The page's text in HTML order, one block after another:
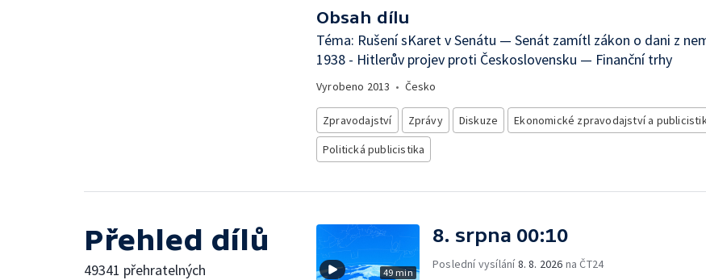
Obsah dílu
Téma: Rušení sKaret v Senátu — Senát zamítl zákon o dani z
1938 - Hitlerův projev proti Československu — Finanční trhy
Vyrobeno 2013 • Česko
Zpravodajství Zprávy Diskuze
Ekonomické zpravodajství a
Politická publicistika
Přehled dílů
49341 přehratelných 49 min
8. srpna 00:10
Poslední vysílání8. 8. 2026 na ČT24